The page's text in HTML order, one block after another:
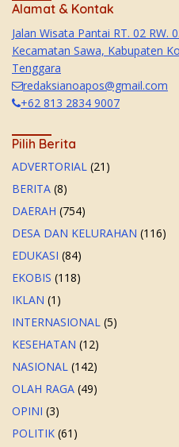
Alamat & Kontak
Jalan Wisata Pantai RT. 02 RW.
Kecamatan Sawa, Kabupaten
Tenggara
redaksianoapos@gmail.com
+62 813 2834 9007
Pilih Berita
ADVERTORIAL (21)
BERITA (8)
DAERAH (754)
DESA DAN KELURAHAN (116)
EDUKASI (84)
EKOBIS (118)
IKLAN (1)
INTERNASIONAL (5)
KESEHATAN (12)
NASIONAL (142)
OLAH RAGA (49)
OPINI (3)
POLITIK (61)